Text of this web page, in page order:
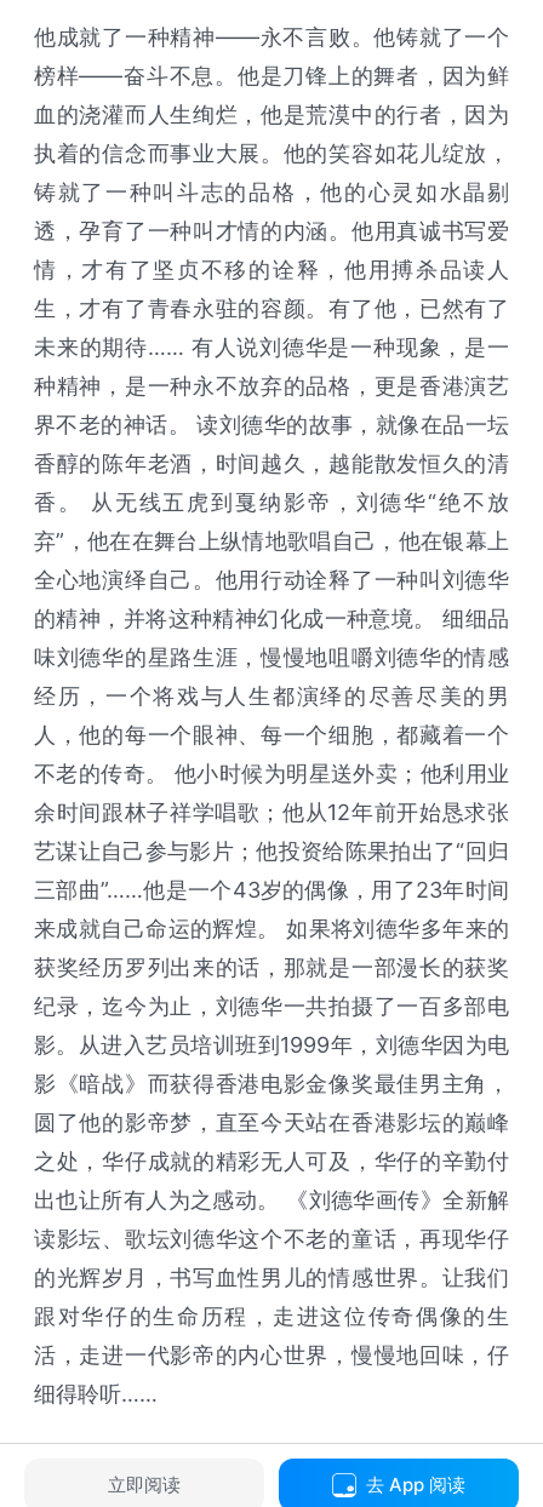
他成就了一种精神——永不言败。他铸就了一个
榜样——奋斗不息。他是刀锋上的舞者，因为鲜
血的浇灌而人生绚烂，他是荒漠中的行者，因为
执着的信念而事业大展。他的笑容如花儿绽放，
铸就了一种叫斗志的品格，他的心灵如水晶剔
透，孕育了一种叫才情的内涵。他用真诚书写爱
情，才有了坚贞不移的诠释，他用搏杀品读人
生，才有了青春永驻的容颜。有了他，已然有了
未来的期待…… 有人说刘德华是一种现象，是一
种精神，是一种永不放弃的品格，更是香港演艺
界不老的神话。 读刘德华的故事，就像在品一坛
香醇的陈年老酒，时间越久，越能散发恒久的清
香。 从无线五虎到戛纳影帝，刘德华“绝不放
弃”，他在在舞台上纵情地歌唱自己，他在银幕上
全心地演绎自己。他用行动诠释了一种叫刘德华
的精神，并将这种精神幻化成一种意境。 细细品
味刘德华的星路生涯，慢慢地咀嚼刘德华的情感
经历，一个将戏与人生都演绎的尽善尽美的男
人，他的每一个眼神、每一个细胞，都藏着一个
不老的传奇。 他小时候为明星送外卖；他利用业
余时间跟林子祥学唱歌；他从12年前开始恳求张
艺谋让自己参与影片；他投资给陈果拍出了“回归
三部曲”……他是一个43岁的偶像，用了23年时间
来成就自己命运的辉煌。 如果将刘德华多年来的
获奖经历罗列出来的话，那就是一部漫长的获奖
纪录，迄今为止，刘德华一共拍摄了一百多部电
影。从进入艺员培训班到1999年，刘德华因为电
影《暗战》而获得香港电影金像奖最佳男主角，
圆了他的影帝梦，直至今天站在香港影坛的巅峰
之处，华仔成就的精彩无人可及，华仔的辛勤付
出也让所有人为之感动。 《刘德华画传》全新解
读影坛、歌坛刘德华这个不老的童话，再现华仔
的光辉岁月，书写血性男儿的情感世界。让我们
跟对华仔的生命历程，走进这位传奇偶像的生
活，走进一代影帝的内心世界，慢慢地回味，仔
细得聆听……
立即阅读 去 App 阅读